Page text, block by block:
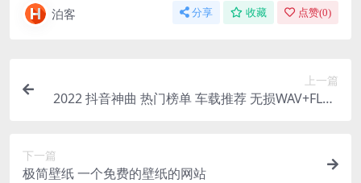
泊客 分享 收藏 点赞(0)
上一篇
2022 抖音神曲 热门榜单 车载推荐 无损WAV+FLAC
下一篇
极简壁纸 一个免费的壁纸的网站